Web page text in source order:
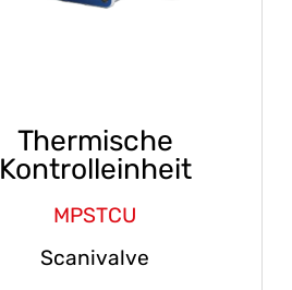
Thermische
Kontrolleinheit
MPSTCU
Scanivalve